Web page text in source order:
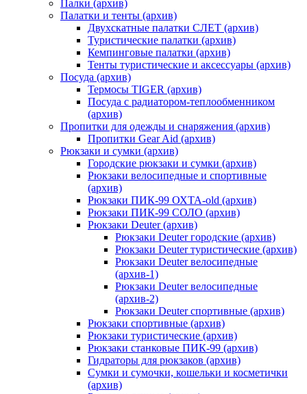
Палки (архив)
Палатки и тенты (архив)
Двухскатные палатки СЛЕТ (архив)
Туристические палатки (архив)
Кемпинговые палатки (архив)
Тенты туристические и аксессуары (архив)
Посуда (архив)
Термосы TIGER (архив)
Посуда с радиатором-теплообменником
(архив)
Пропитки для одежды и снаряжения (архив)
Пропитки Gear Aid (архив)
Рюкзаки и сумки (архив)
Городские рюкзаки и сумки (архив)
Рюкзаки велосипедные и спортивные
(архив)
Рюкзаки ПИК-99 ОХТА-old (архив)
Рюкзаки ПИК-99 СОЛО (архив)
Рюкзаки Deuter (архив)
Рюкзаки Deuter городские (архив)
Рюкзаки Deuter туристические (архив)
Рюкзаки Deuter велосипедные
(архив-1)
Рюкзаки Deuter велосипедные
(архив-2)
Рюкзаки Deuter спортивные (архив)
Рюкзаки спортивные (архив)
Рюкзаки туристические (архив)
Рюкзаки станковые ПИК-99 (архив)
Гидраторы для рюкзаков (архив)
Сумки и сумочки, кошельки и косметички
(архив)